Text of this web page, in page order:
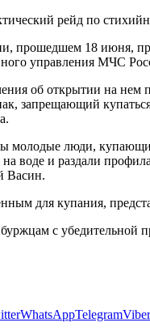
прошедшем 18 июня,
управления МЧС
об открытии на
запрещающий
люди,
на воде и раздали
Васин.
для купания,
с убедительной
WhatsAppTelegramViber